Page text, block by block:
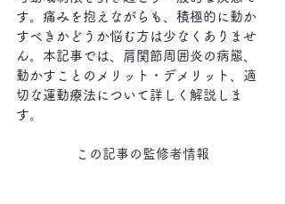
す。痛みを抱えながらも、積極的に動か
すべきかどうか悩む方は少なくありませ
ん。本記事では、肩関節周囲炎の病態、
動かすことのメリット・デメリット、適
切な運動療法について詳しく解説しま
す。
この記事の監修者情報